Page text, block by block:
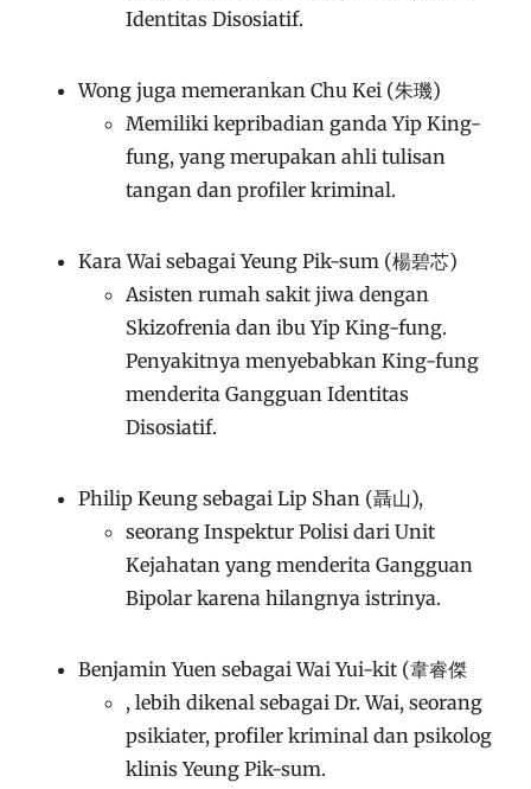
Identitas Disosiatif.
Wong juga memerankan Chu Kei (朱璣)
Memiliki kepribadian ganda Yip King-
fung, yang merupakan ahli tulisan
tangan dan profiler kriminal.
Kara Wai sebagai Yeung Pik-sum (楊碧芯)
Asisten rumah sakit jiwa dengan
Skizofrenia dan ibu Yip King-fung.
Penyakitnya menyebabkan King-fung
menderita Gangguan Identitas
Disosiatif.
Philip Keung sebagai Lip Shan (聶山),
seorang Inspektur Polisi dari Unit
Kejahatan yang menderita Gangguan
Bipolar karena hilangnya istrinya.
Benjamin Yuen sebagai Wai Yui-kit (韋睿傑
, lebih dikenal sebagai Dr. Wai, seorang
psikiater, profiler kriminal dan psikolog
klinis Yeung Pik-sum.